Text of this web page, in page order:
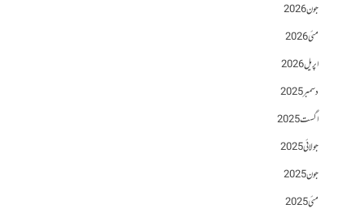
جون 2026
مئی 2026
اپریل 2026
دسمبر 2025
اگست 2025
جولائی 2025
جون 2025
مئی 2025